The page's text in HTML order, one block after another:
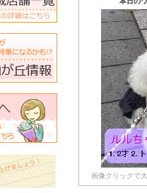
画像クリックで